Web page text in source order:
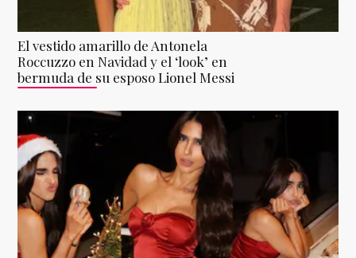
El vestido amarillo de Antonela
Roccuzzo en Navidad y el ‘look’ en
bermuda de su esposo Lionel Messi